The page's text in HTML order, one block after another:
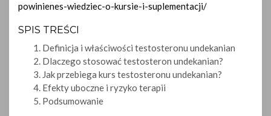
powinienes-wiedziec-o-kursie-i-suplementacji/
SPIS TREŚCI
Definicja i właściwości testosteronu undekanian
Dlaczego stosować testosteron undekanian?
Jak przebiega kurs testosteronu undekanian?
Efekty uboczne i ryzyko terapii
Podsumowanie